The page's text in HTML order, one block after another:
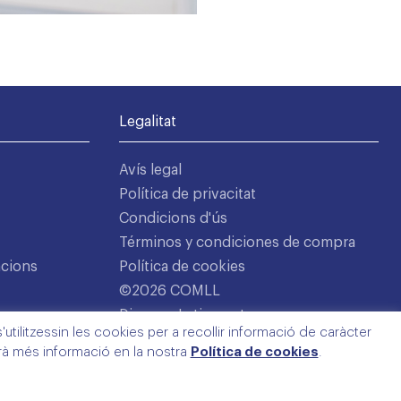
Legalitat
Avís legal
Política de privacitat
Condicions d'ús
Términos y condiciones de compra
Política de cookies
©2026 COMLL
Disseny: Latipo.cat
les cookies per a recollir informació de caràcter
més informació en la nostra Política de cookies.